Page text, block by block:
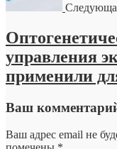
управления
применили
Ваш
Ваш адрес email не